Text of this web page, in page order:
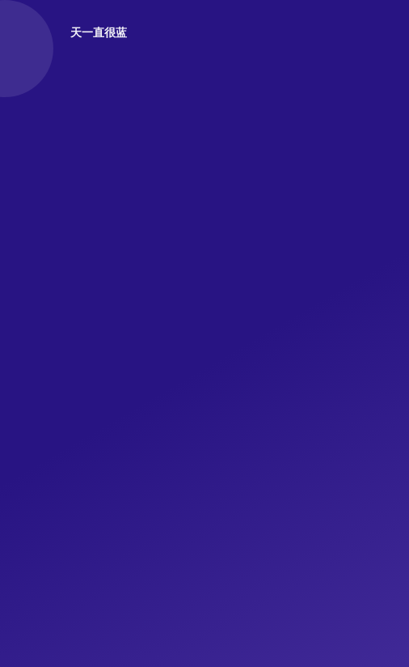
天一直很蓝